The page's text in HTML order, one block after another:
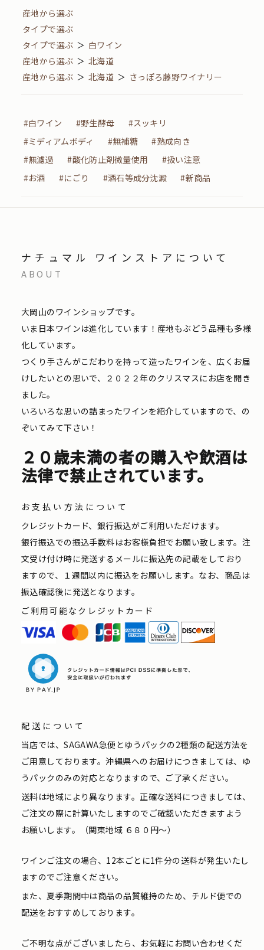
産地から選ぶ
タイプで選ぶ
タイプで選ぶ ＞ 白ワイン
産地から選ぶ ＞ 北海道
産地から選ぶ ＞ 北海道 ＞ さっぽろ藤野ワイナリー
#白ワイン #野生酵母
#スッキリ
#ミディアムボディ
#無補糖
#熟成向き
#無濾過
#酸化防止剤微量使用
#扱い注意
#お酒
#にごり #酒石等成分沈澱 #新商品
ナチュマル ワインストアについて
ABOUT
大岡山のワインショップです。
いま日本ワインは進化しています！産地もぶどう品種も多様
化しています。
つくり手さんがこだわりを持って造ったワインを、広くお届
けしたいとの思いで、２０２２年のクリスマスにお店を開き
ました。
いろいろな思いの詰まったワインを紹介していますので、の
ぞいてみて下さい！
２０歳未満の者の購入や飲酒は
法律で禁止されています。
お支払い方法について
クレジットカード、銀行振込がご利用いただけます。
銀行振込での振込手数料はお客様負担でお願い致します。注
文受け付け時に発送するメールに振込先の記載をしており
ますので、１週間以内に振込をお願いします。なお、商品は
振込確認後に発送となります。
ご利用可能なクレジットカード
配送について
当店では、SAGAWA急便とゆうパックの2種類の配送方法を
ご用意しております。沖縄県へのお届けにつきましては、ゆ
うパックのみの対応となりますので、ご了承ください。
送料は地域により異なります。正確な送料につきましては、
ご注文の際に計算いたしますのでご確認いただきますよう
お願いします。（関東地域 ６８０円〜）
ワインご注文の場合、12本ごとに1件分の送料が発生いたし
ますのでご注意ください。
また、夏季期間中は商品の品質維持のため、チルド便での
配送をおすすめしております。
ご不明な点がございましたら、お気軽にお問い合わせくだ